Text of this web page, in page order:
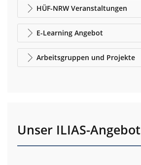
HÜF-NRW Veranstaltungen
E-Learning Angebot
Arbeitsgruppen und Projekte
Unser ILIAS-Angebot